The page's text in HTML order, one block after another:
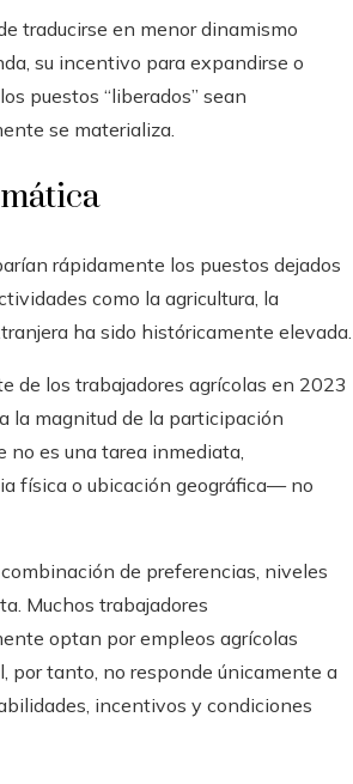
traducirse en menor dinamismo
su incentivo para expandirse o
puestos “liberados” sean
se materializa.
rápidamente los puestos dejados
como la agricultura, la
ha sido históricamente elevada.
de los trabajadores agrícolas en 2023
la magnitud de la participación
no es una tarea inmediata,
física o ubicación geográfica— no
de preferencias, niveles
Muchos trabajadores
optan por empleos agrícolas
por tanto, no responde únicamente a
incentivos y condiciones